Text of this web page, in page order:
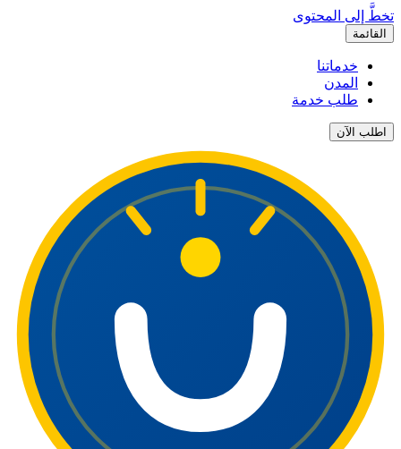
تخطَّ إلى المحتوى
القائمة
خدماتنا
المدن
طلب خدمة
اطلب الآن